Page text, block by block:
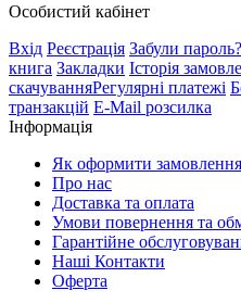
Особистий кабінет
Вхід Реєстрація Забули пароль?
книга Закладки Історія
скачуванняРегулярні платежі
транзакцій E-Mail розсилка
Інформація
Як оформити
Про нас
Доставка та оплата
Умови повернення та
Гарантійне
Наші Контакти
Оферта